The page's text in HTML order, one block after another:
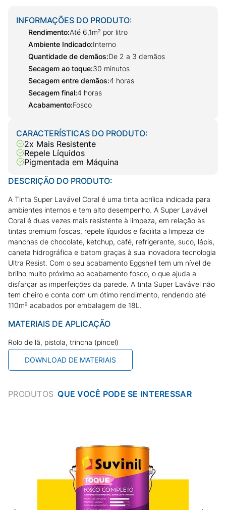
INFORMAÇÕES DO PRODUTO:
Rendimento:Até 6,1m² por litro
Ambiente Indicado:Interno
Quantidade de demãos:De 2 a 3 demãos
Secagem ao toque:30 minutos
Secagem entre demãos:4 horas
Secagem final:4 horas
Acabamento:Fosco
CARACTERÍSTICAS DO PRODUTO:
2x Mais Resistente
Repele Líquidos
Pigmentada em Máquina
DESCRIÇÃO DO PRODUTO:
A Tinta Super Lavável Coral é uma tinta acrílica indicada para
ambientes internos e tem alto desempenho. A Super Lavável
Coral é duas vezes mais resistente à limpeza, em relação às
tintas premium foscas, repele líquidos e facilita a limpeza de
manchas de chocolate, ketchup, café, refrigerante, suco, lápis,
caneta hidrográfica e batom graças à sua inovadora tecnologia
Ultra Resist. Com o seu acabamento Eggshell tem um nível de
brilho muito próximo ao acabamento fosco, o que ajuda a
disfarçar as imperfeições da parede. A tinta Super Lavável não
tem cheiro e conta com um ótimo rendimento, rendendo até
110m² acabados por embalagem de 18L.
MATERIAIS DE APLICAÇÃO
Rolo de lã, pistola, trincha (pincel)
DOWNLOAD DE MATERIAIS
PRODUTOS